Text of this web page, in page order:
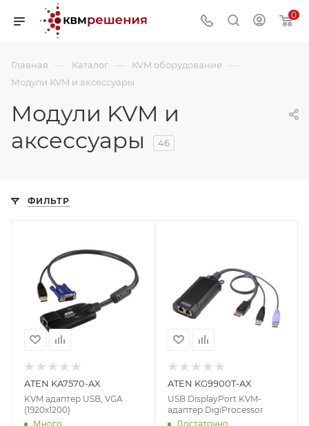
0
Главная — Каталог — KVM оборудование —
Модули KVM и аксессуары
Модули KVM и
аксессуары
46
ФИЛЬТР
ATEN KA7570-AX
KVM адаптер USB, VGA
(1920x1200)
Много
ATEN KG9900T-AX
USB DisplayPort KVM-
адаптер DigiProcessor
Достаточно